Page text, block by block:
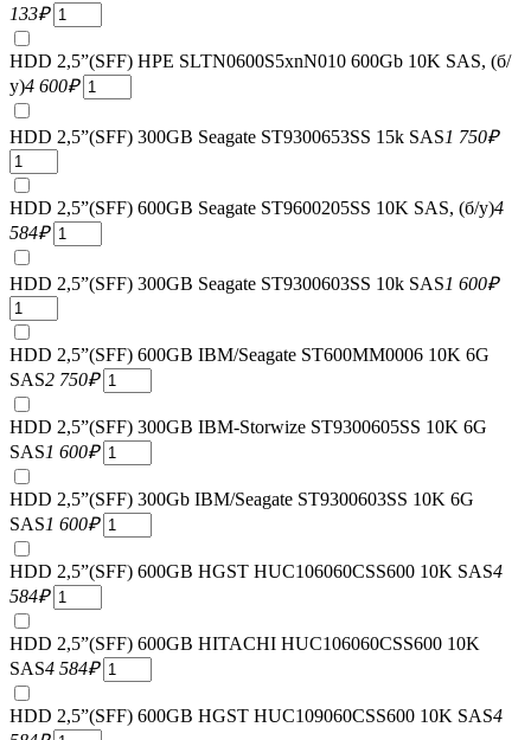
133₽
HDD 2,5”(SFF) HPE SLTN0600S5xnN010 600Gb 10K SAS, (б/
у)4 600₽
HDD 2,5”(SFF) 300GB Seagate ST9300653SS 15k SAS1 750₽
HDD 2,5”(SFF) 600GB Seagate ST9600205SS 10K SAS, (б/у)4
584₽
HDD 2,5”(SFF) 300GB Seagate ST9300603SS 10k SAS1 600₽
HDD 2,5”(SFF) 600GB IBM/Seagate ST600MM0006 10K 6G
SAS2 750₽
HDD 2,5”(SFF) 300GB IBM-Storwize ST9300605SS 10K 6G
SAS1 600₽
HDD 2,5”(SFF) 300Gb IBM/Seagate ST9300603SS 10K 6G
SAS1 600₽
HDD 2,5”(SFF) 600GB HGST HUC106060CSS600 10K SAS4
584₽
HDD 2,5”(SFF) 600GB HITACHI HUC106060CSS600 10K
SAS4 584₽
HDD 2,5”(SFF) 600GB HGST HUC109060CSS600 10K SAS4